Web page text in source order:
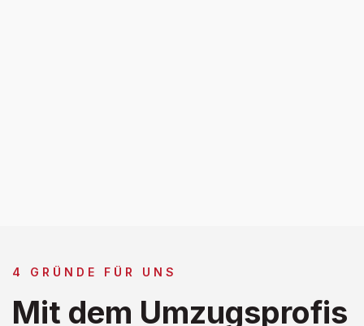
4 GRÜNDE FÜR UNS
Mit dem Umzugsprofis